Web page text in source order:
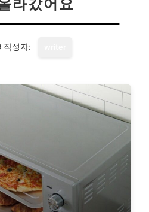
라갔어요
작성자: